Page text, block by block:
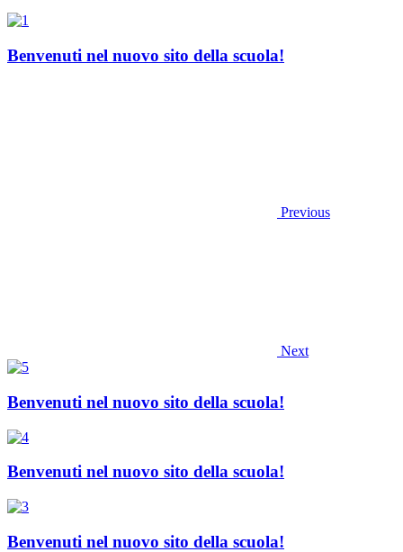
Benvenuti nel nuovo sito della scuola!
Previous
Next
Benvenuti nel nuovo sito della scuola!
Benvenuti nel nuovo sito della scuola!
Benvenuti nel nuovo sito della scuola!